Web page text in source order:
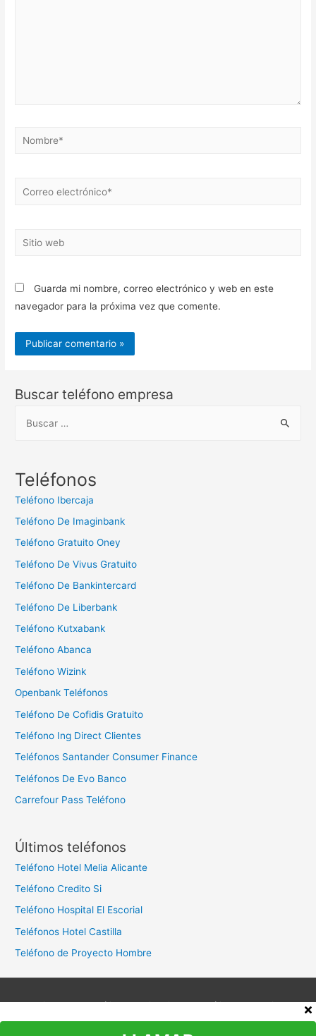
Nombre*
Correo
Sitio
Guarda mi nombre, correo electrónico y web en este
navegador para la próxima vez que comente.
Buscar teléfono empresa
c
:
Teléfonos
Teléfono Ibercaja
Teléfono De Imaginbank
Teléfono Gratuito Oney
Teléfono De Vivus Gratuito
Teléfono De Bankintercard
Teléfono De Liberbank
Teléfono Kutxabank
Teléfono Abanca
Teléfono Wizink
Openbank Teléfonos
Teléfono De Cofidis Gratuito
Teléfono Ing Direct Clientes
Teléfonos Santander Consumer Finance
Teléfonos De Evo Banco
Carrefour Pass Teléfono
Últimos teléfonos
Teléfono Hotel Melia Alicante
Teléfono Credito Si
Teléfono Hospital El Escorial
Teléfonos Hotel Castilla
Teléfono de Proyecto Hombre
Aviso legal Política de privacidad
Política de cookies
Contacto